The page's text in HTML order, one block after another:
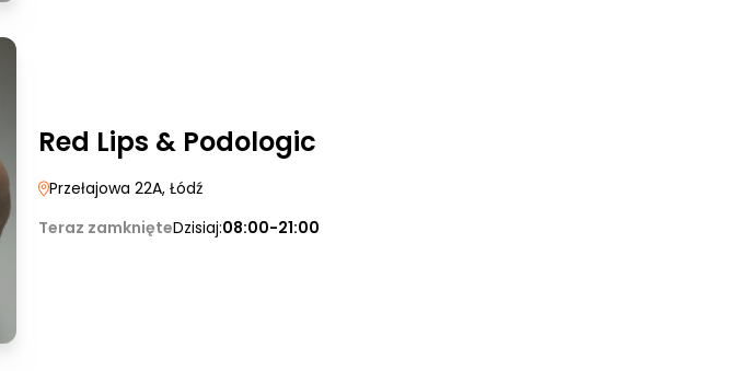
Red Lips & Podologic
Przełajowa 22A, Łódź
Teraz zamknięteDzisiaj:08:00-21:00